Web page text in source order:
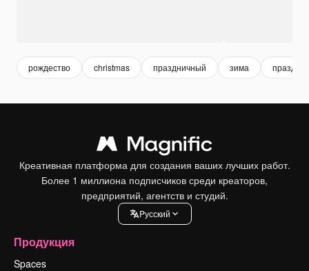
рождество christmas праздничный зима праздник
Креативная платформа для создания ваших лучших работ.
Более 1 миллиона подписчиков среди креаторов,
предприятий, агентств и студий.
Pусский
Продукция
Spaces